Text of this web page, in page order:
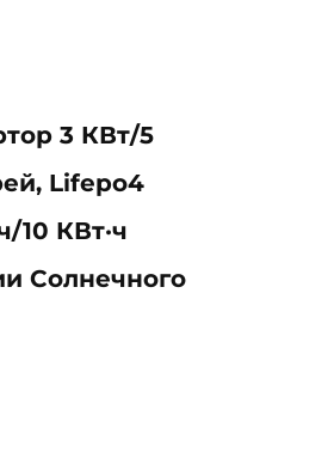
3 КВт/5
Lifepo4
10 КВт·ч
Солнечного